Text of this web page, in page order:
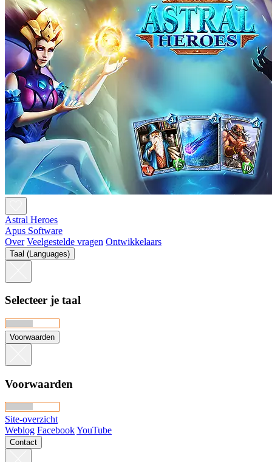
Astral Heroes
Apus Software
Over Veelgestelde vragen Ontwikkelaars
Taal (Languages)
Selecteer je taal
Voorwaarden
Voorwaarden
Site-overzicht
Weblog FacebookYouTube
Contact